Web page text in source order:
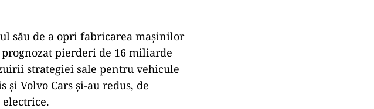
său de a opri fabricarea mașinilor
pierderi de 16 miliarde
strategiei sale pentru vehicule
și Volvo Cars și-au redus, de